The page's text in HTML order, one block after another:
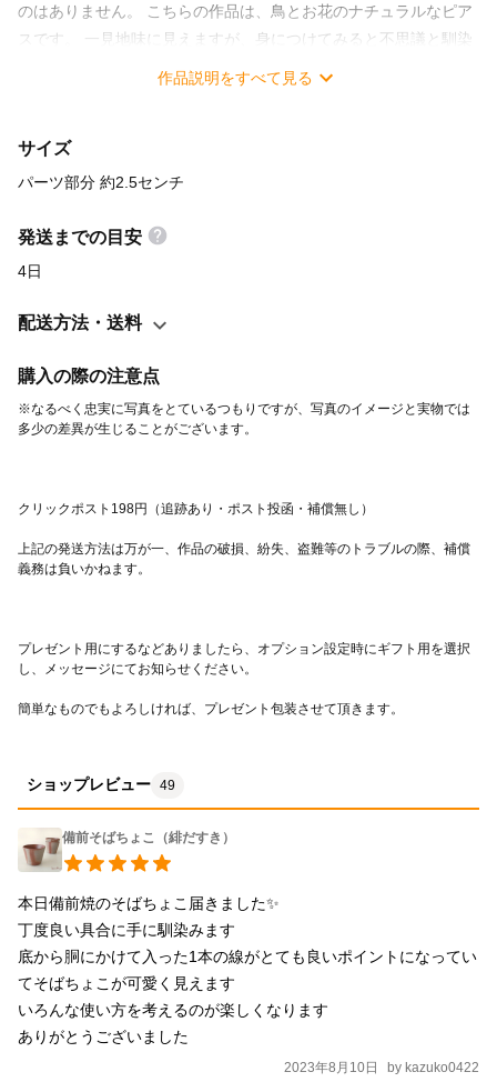
のはありません。 こちらの作品は、鳥とお花のナチュラルなピア
スです。 一見地味に見えますが、身につけてみると不思議と馴染
む使い勝手の良いアクセサリーです。 世界にたった一つの、あな
更希望」と書かれている項目をお選びください。 備前焼は約800
年の歴史を持つ岡山の伝統的な焼き物です。 釉薬を使う事無く焼
灰）、ワラの当たり具合、色々な条件が合わさった結果生み出さ
れる焼き色は、一つとして同じものはありません。 Aco＊cochaの
夫により釉薬を使うことなく様々な色合いを出し、バリエーショ
のため、色味やサイズが多少異なることをご了承ください。 ※再
販希望の場合、パーツの在庫によっては制作に2週間から2カ月ほ
どお時間をいただくことがあります。
作品説明をすべて見る
サイズ
パーツ部分 約2.5センチ
発送までの目安
4日
配送方法・送料
購入の際の注意点
※なるべく忠実に写真をとているつもりですが、写真のイメージと実物では
上記の発送方法は万が一、作品の破損、紛失、盗難等のトラブルの際、補償
プレゼント用にするなどありましたら、オプション設定時にギフト用を選択
簡単なものでもよろしければ、プレゼント包装させて頂きます。
ショップレビュー 49
備前そばちょこ（緋だすき）
本日備前焼のそばちょこ届きました✨
丁度良い具合に手に馴染みます
底から胴にかけて入った1本の線がとても良いポイントになってい
てそばちょこが可愛く見えます
いろんな使い方を考えるのが楽しくなります
ありがとうございました
2023年8月10日 by kazuko0422